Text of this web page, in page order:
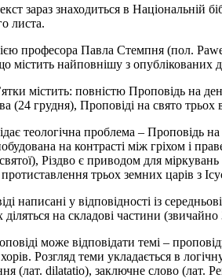
зараз знаходиться в
листа.
професора Павла Стемпня (пол.
містить найповнішу з опублікованих
містить: повністю Проповідь на
(24 грудня), Проповіді на свято
теологічна проблема – Проповідь
на контрасті між гріхом і
Різдво є приводом для
трьох земних царів з
написані у відповідності із
на складові частини
може відповідати темі –
Розгляд теми укладається в
(лат. dilatatio), заключне слово (лат.